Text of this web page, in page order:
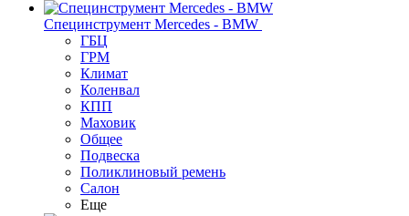
Специнструмент Mercedes - BMW
ГБЦ
ГРМ
Климат
Коленвал
КПП
Маховик
Общее
Подвеска
Поликлиновый ремень
Салон
Еще